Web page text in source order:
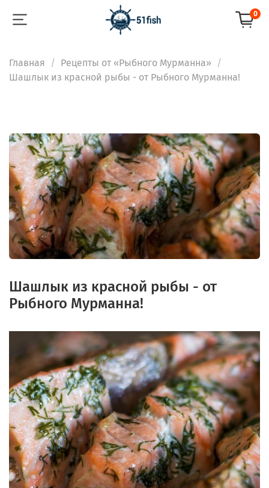
0
Главная
Рецепты от «Рыбного Мурманна»
Шашлык из красной рыбы - от Рыбного Мурманна!
Шашлык из красной рыбы - от
Рыбного Мурманна!